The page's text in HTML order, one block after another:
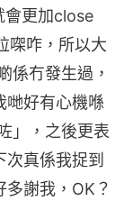
會更加close
㗎咋，所以大
係冇發生過，
哋好有心機喺
」，之後更表
真係我捉到
謝我，OK？